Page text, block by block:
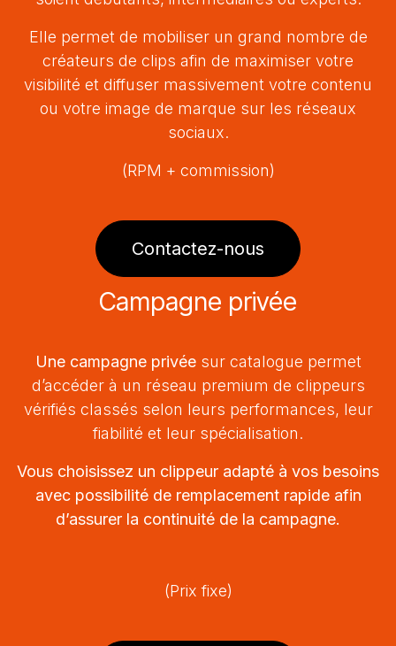
Elle permet de mobiliser un grand nombre de
créateurs de clips afin de maximiser votre
visibilité et diffuser massivement votre contenu
ou votre image de marque sur les réseaux
sociaux.
(RPM + commission)
Contactez-nous
Campagne privée
Une campagne privéesur catalogue permet
d’accéder à un réseau premium de clippeurs
vérifiés classés selon leurs performances, leur
fiabilité et leur spécialisation.
Vous choisissez un clippeur adapté à vos besoins
avec possibilité de remplacement rapide afin
d’assurer la continuité de la campagne.
(Prix fixe)